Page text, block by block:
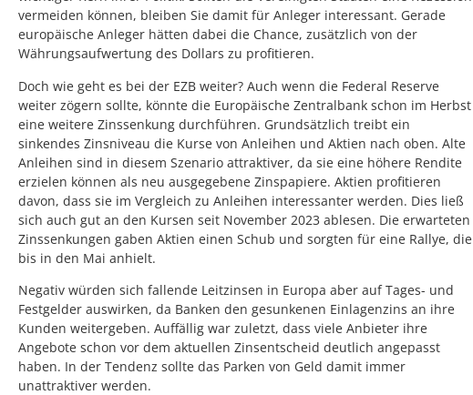
vermeiden können, bleiben Sie damit für Anleger interessant. Gerade
europäische Anleger hätten dabei die Chance, zusätzlich von der
Währungsaufwertung des Dollars zu profitieren.
Doch wie geht es bei der EZB weiter? Auch wenn die Federal Reserve
weiter zögern sollte, könnte die Europäische Zentralbank schon im Herbst
eine weitere Zinssenkung durchführen. Grundsätzlich treibt ein
sinkendes Zinsniveau die Kurse von Anleihen und Aktien nach oben. Alte
Anleihen sind in diesem Szenario attraktiver, da sie eine höhere Rendite
erzielen können als neu ausgegebene Zinspapiere. Aktien profitieren
davon, dass sie im Vergleich zu Anleihen interessanter werden. Dies ließ
sich auch gut an den Kursen seit November 2023 ablesen. Die erwarteten
Zinssenkungen gaben Aktien einen Schub und sorgten für eine Rallye, die
bis in den Mai anhielt.
Negativ würden sich fallende Leitzinsen in Europa aber auf Tages- und
Festgelder auswirken, da Banken den gesunkenen Einlagenzins an ihre
Kunden weitergeben. Auffällig war zuletzt, dass viele Anbieter ihre
Angebote schon vor dem aktuellen Zinsentscheid deutlich angepasst
haben. In der Tendenz sollte das Parken von Geld damit immer
unattraktiver werden.